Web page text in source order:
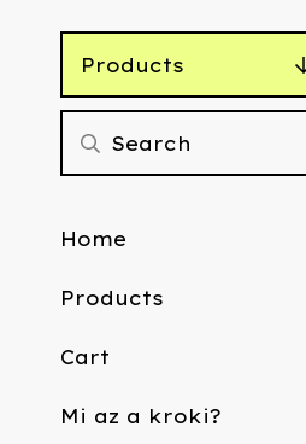
Products
Home
Products
Cart
Mi az a kroki?